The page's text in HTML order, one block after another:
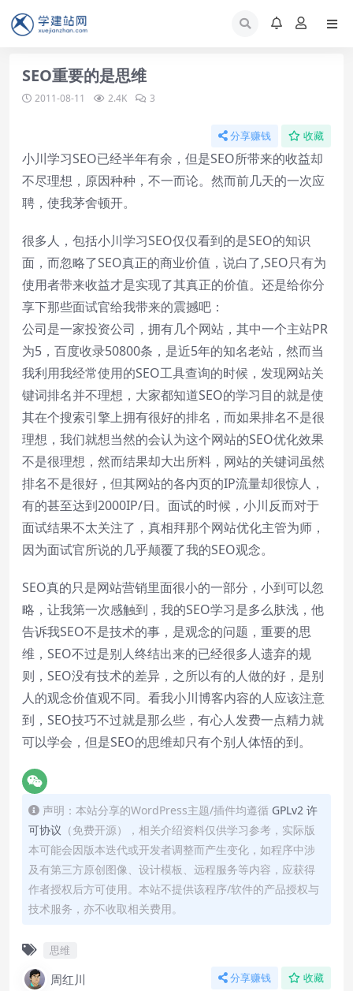
SEO重要的是思维
2011-08-11 2.4K 3
分享赚钱 收藏
小川学习SEO已经半年有余，但是SEO所带来的收益却
不尽理想，原因种种，不一而论。然而前几天的一次应
聘，使我茅舍顿开。
很多人，包括小川学习SEO仅仅看到的是SEO的知识
面，而忽略了SEO真正的商业价值，说白了,SEO只有为
使用者带来收益才是实现了其真正的价值。还是给你分
享下那些面试官给我带来的震撼吧：
公司是一家投资公司，拥有几个网站，其中一个主站PR
为5，百度收录50800条，是近5年的知名老站，然而当
我利用我经常使用的SEO工具查询的时候，发现网站关
键词排名并不理想，大家都知道SEO的学习目的就是使
其在个搜索引擎上拥有很好的排名，而如果排名不是很
理想，我们就想当然的会认为这个网站的SEO优化效果
不是很理想，然而结果却大出所料，网站的关键词虽然
排名不是很好，但其网站的各内页的IP流量却很惊人，
有的甚至达到2000IP/日。面试的时候，小川反而对于
面试结果不太关注了，真相拜那个网站优化主管为师，
因为面试官所说的几乎颠覆了我的SEO观念。
SEO真的只是网站营销里面很小的一部分，小到可以忽
略，让我第一次感触到，我的SEO学习是多么肤浅，他
告诉我SEO不是技术的事，是观念的问题，重要的思
维，SEO不过是别人终结出来的已经很多人遗弃的规
则，SEO没有技术的差异，之所以有的人做的好，是别
人的观念价值观不同。看我小川博客内容的人应该注意
到，SEO技巧不过就是那么些，有心人发费一点精力就
可以学会，但是SEO的思维却只有个别人体悟的到。
声明：本站分享的WordPress主题/插件均遵循 GPLv2 许
可协议 （免费开源），相关介绍资料仅供学习参考，实际版
本可能会因版本迭代或开发者调整而产生变化，如程序中涉
及有第三方原创图像、设计模板、远程服务等内容，应获得
作者授权后方可使用。本站不提供该程序/软件的产品授权与
技术服务，亦不收取相关费用。
思维
周红川 分享赚钱 收藏